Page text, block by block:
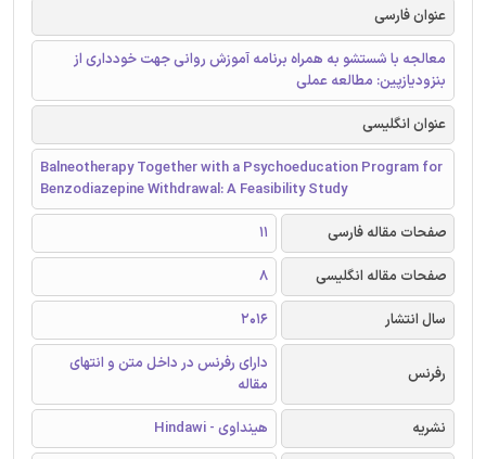
عنوان فارسی
معالجه با شستشو به همراه برنامه آموزش روانی جهت خودداری از
بنزودیازپین: مطالعه عملی
عنوان انگلیسی
Balneotherapy Together with a Psychoeducation Program for
Benzodiazepine Withdrawal: A Feasibility Study
صفحات مقاله فارسی
11
صفحات مقاله انگلیسی
8
سال انتشار
2016
رفرنس
دارای رفرنس در داخل متن و انتهای
مقاله
نشریه
هینداوی - Hindawi